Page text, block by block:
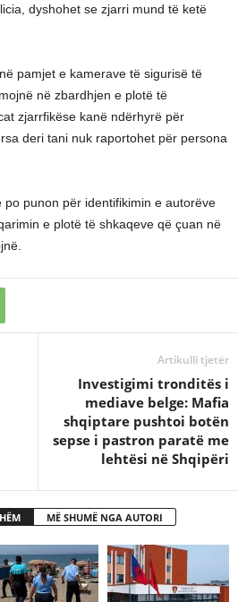
dyshohet se zjarri mund të ketë
pamjet e kamerave të sigurisë të
në zbardhjen e plotë të
zjarrfikëse kanë ndërhyrë për
deri tani nuk raportohet për persona
po punon për identifikimin e autorëve
e plotë të shkaqeve që çuan në
Artikulli tjetër
Investigimi tronditës i
mediave belge: Mafia
shqiptare pushtoi botën
sepse i pastron paratë me
lehtësi në Shqipëri
MË SHUMË NGA AUTORI